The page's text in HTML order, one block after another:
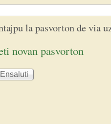
la pasvorton de via
novan pasvorton